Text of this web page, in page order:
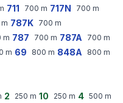
711 700 m 717N 700 m
m 787K 700 m
m 787 700 m 787A 700 m
m 69 800 m 848A 800 m
2 250 m 10 250 m 4 500 m